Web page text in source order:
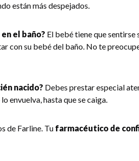
están más despejados.
el baño? El bebé tiene que sentirse
con su bebé del baño. No te
nacido? Debes prestar especial
envuelva, hasta que se caiga.
de Farline. Tu farmacéutico de